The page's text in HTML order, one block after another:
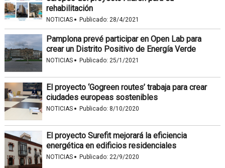
rehabilitación
NOTICIAS · Publicado: 28/4/2021
Pamplona prevé participar en Open Lab para
crear un Distrito Positivo de Energía Verde
NOTICIAS · Publicado: 25/1/2021
El proyecto ‘Gogreen routes’ trabaja para crear
ciudades europeas sostenibles
NOTICIAS · Publicado: 8/10/2020
El proyecto Surefit mejorará la eficiencia
energética en edificios residenciales
NOTICIAS · Publicado: 22/9/2020